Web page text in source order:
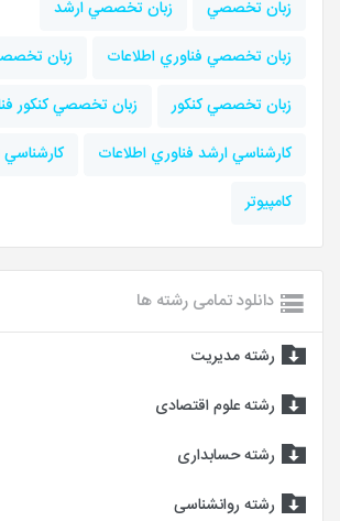
زبان تخصصي
زبان تخصصي ارشد
زبان تخصصي فناوري اطلاعات
زبان
زبان تخصصي كنكور
زبان تخصصي كنكور
كارشناسي ارشد فناوري اطلاعات
كارشناسي
كامپيوتر
دانلود تمامی رشته ها
رشته مدیریت
رشته علوم اقتصادی
رشته حسابداری
رشته روانشناسی